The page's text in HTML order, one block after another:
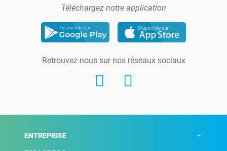
Téléchargez notre application
Retrouvez-nous sur nos réseaux sociaux
ENTREPRISE